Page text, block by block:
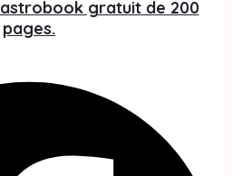
astrobook gratuit de 200
pages.